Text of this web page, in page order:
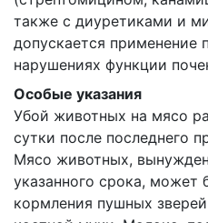
также с диуретиками и
допускается применение
нарушениях функции
Особые указания
Убой животных на мясо
сутки после последнего
Мясо животных,
указанного срока, может
кормления пушных